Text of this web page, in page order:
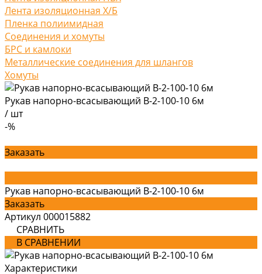
Лента изоляционная Х/Б
Пленка полиимидная
Соединения и хомуты
БРС и камлоки
Металлические соединения для шлангов
Хомуты
Рукав напорно-всасывающий В-2-100-10 6м
/ шт
-%
Заказать
Рукав напорно-всасывающий В-2-100-10 6м
Заказать
Артикул 000015882
СРАВНИТЬ
В СРАВНЕНИИ
Характеристики